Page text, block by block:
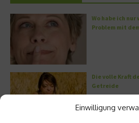
Einwilligung
Wo habe ich nur
Problem mit
Die volle Kraft
Getreide